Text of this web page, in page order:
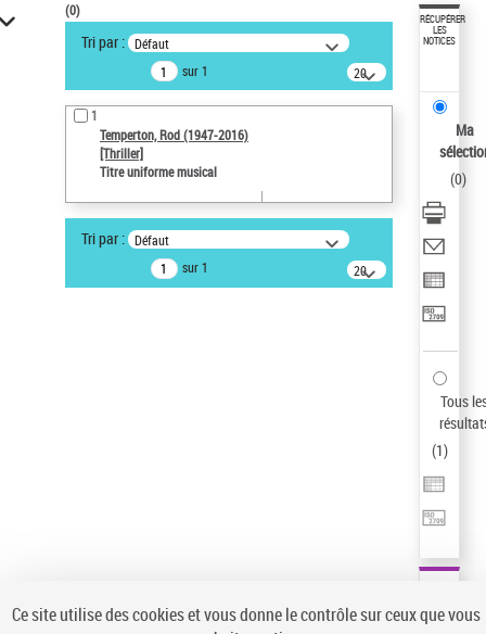
VOTRE RECHERCHE
Recherche avancée dans les
notices d’autorité
Œuvres liées à l'auteur :
Temperton, Rod (1947-2016)
Type de notice d'autorité
(0)
Tri par : Défaut
sur 1
20
résultats/page
1
Temperton, Rod (1947-2016)
[Thriller]
Titre uniforme musical
Tri par : Défaut
sur 1
20
résultats/page
RÉCUPÉRER
LES
NOTICES
Ma
(0)
Tous
(1)
Ce site utilise des cookies et vous donne le contrôle sur ceux que vous